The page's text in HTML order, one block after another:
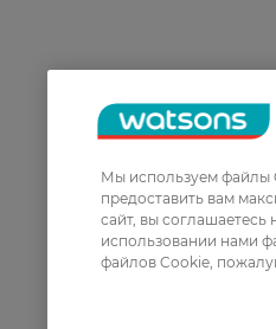
Мы используем файлы
предоставить вам
сайт, вы
использовании нами
файлов Cookie,